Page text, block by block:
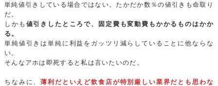
単純値引きしている場合ではない。たかだか数％の値引きも命取り
だ。
しかも 値引きしたところで、固定費も変動費もかかるものはかか
る。
単純値引きは単純に利益をガッツリ減らしていることに他ならな
い。
そんなアホは即死すると私は言いたいのだ。
ちなみに、薄利だといえど飲食店が特別厳しい業界だとも思わな